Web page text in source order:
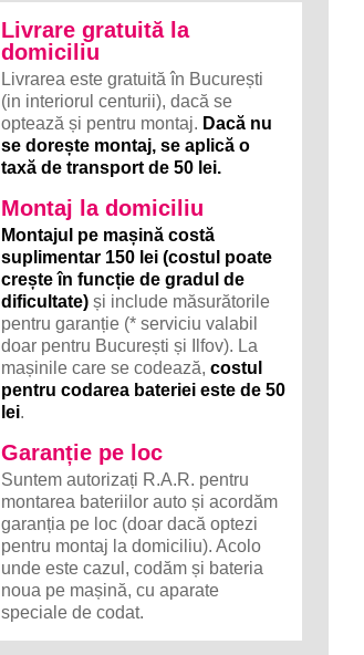
Livrare gratuită la
domiciliu
Livrarea este gratuită în București
(in interiorul centurii), dacă se
optează și pentru montaj. Dacă nu
se dorește montaj, se aplică o
taxă de transport de 50 lei.
Montaj la domiciliu
Montajul pe mașină costă
suplimentar 150 lei (costul poate
crește în funcție de gradul de
dificultate) și include măsurătorile
pentru garanție (* serviciu valabil
doar pentru București și Ilfov). La
mașinile care se codează,costul
pentru codarea bateriei este de 50
lei.
Garanție pe loc
Suntem autorizați R.A.R. pentru
montarea bateriilor auto și acordăm
garanția pe loc (doar dacă optezi
pentru montaj la domiciliu). Acolo
unde este cazul, codăm și bateria
noua pe mașină, cu aparate
speciale de codat.